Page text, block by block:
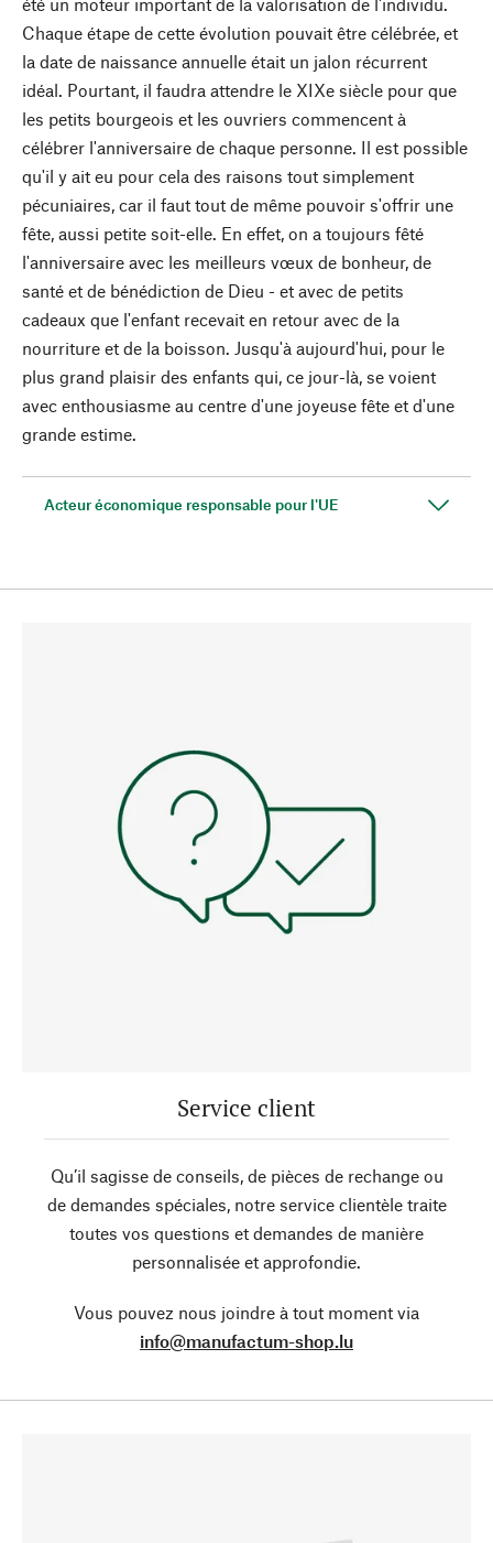
Chaque étape de cette évolution pouvait être célébrée, et
la date de naissance annuelle était un jalon récurrent
idéal. Pourtant, il faudra attendre le XIXe siècle pour que
les petits bourgeois et les ouvriers commencent à
célébrer l'anniversaire de chaque personne. Il est possible
qu'il y ait eu pour cela des raisons tout simplement
pécuniaires, car il faut tout de même pouvoir s'offrir une
fête, aussi petite soit-elle. En effet, on a toujours fêté
l'anniversaire avec les meilleurs vœux de bonheur, de
santé et de bénédiction de Dieu - et avec de petits
cadeaux que l'enfant recevait en retour avec de la
nourriture et de la boisson. Jusqu'à aujourd'hui, pour le
plus grand plaisir des enfants qui, ce jour-là, se voient
avec enthousiasme au centre d'une joyeuse fête et d'une
grande estime.
Acteur économique responsable pour l'UE
Service client
Qu’il sagisse de conseils, de pièces de rechange ou
de demandes spéciales, notre service clientèle traite
toutes vos questions et demandes de manière
personnalisée et approfondie.
Vous pouvez nous joindre à tout moment via
info@manufactum-shop.lu